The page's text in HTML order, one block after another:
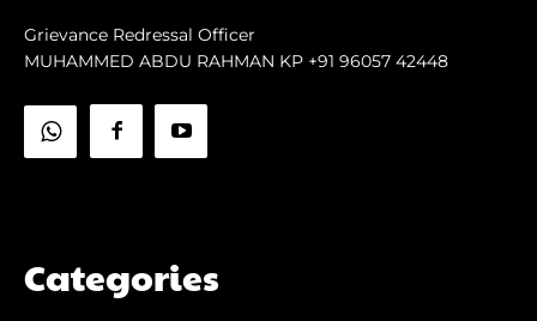
Grievance Redressal Officer
MUHAMMED ABDU RAHMAN KP +91 96057 42448
Categories